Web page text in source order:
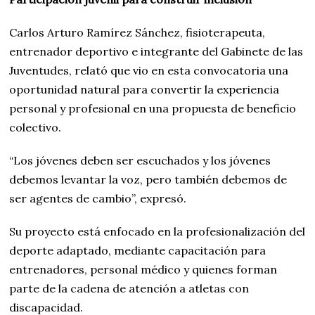
Carlos Arturo Ramírez Sánchez, fisioterapeuta,
entrenador deportivo e integrante del Gabinete de las
Juventudes, relató que vio en esta convocatoria una
oportunidad natural para convertir la experiencia
personal y profesional en una propuesta de beneficio
colectivo.
“Los jóvenes deben ser escuchados y los jóvenes
debemos levantar la voz, pero también debemos de
ser agentes de cambio”, expresó.
Su proyecto está enfocado en la profesionalización del
deporte adaptado, mediante capacitación para
entrenadores, personal médico y quienes forman
parte de la cadena de atención a atletas con
discapacidad.